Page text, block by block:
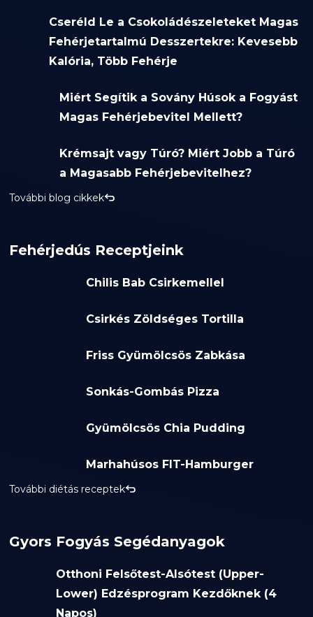
Cseréld Le a Csokoládészeleteket Magas
Fehérjetartalmú Desszertekre: Kevesebb
Kalória, Több Fehérje
Miért Segítik a Sovány Húsok a Fogyást
Magas Fehérjebevitel Mellett?
Krémsajt vagy Túró? Miért Jobb a Túró
a Magasabb Fehérjebevitelhez?
További blog cikkek
Fehérjedús Receptjeink
Chilis Bab Csirkemellel
Csirkés Zöldséges Tortilla
Friss Gyümölcsös Zabkása
Sonkás-Gombás Pizza
Gyümölcsös Chia Pudding
Marhahúsos FIT-Hamburger
További diétás receptek
Gyors Fogyás Segédanyagok
Otthoni Felsőtest-Alsótest (Upper-
Lower) Edzésprogram Kezdőknek (4
Napos)